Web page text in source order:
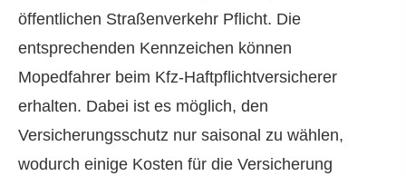
öffentlichen Straßenverkehr Pflicht. Die
entsprechenden Kenn­zeichen können
Mopedfahrer beim Kfz-Haft­pflichtversicherer
erhalten. Dabei ist es möglich, den
Versicherungsschutz nur saisonal zu wählen,
wodurch einige Kosten für die Versicherung